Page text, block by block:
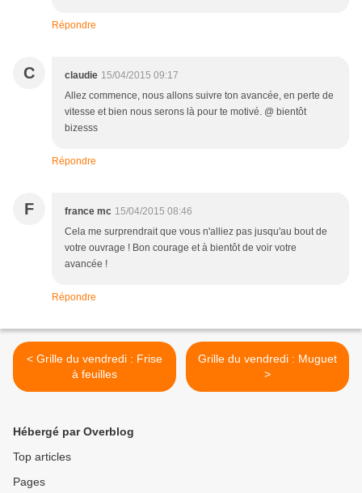
Répondre
C claudie 15/04/2015 09:17
Allez commence, nous allons suivre ton avancée, en perte de
vitesse et bien nous serons là pour te motivé. @ bientôt
bizesss
Répondre
F france mc 15/04/2015 08:46
Cela me surprendrait que vous n'alliez pas jusqu'au bout de
votre ouvrage ! Bon courage et à bientôt de voir votre
avancée !
Répondre
< Grille du vendredi : Frise
à feuilles
Grille du vendredi : Muguet
>
Hébergé par Overblog
Top articles
Pages